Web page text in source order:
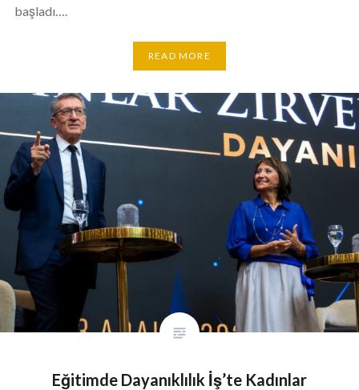
başladı….
READ MORE
Eğitimde Dayanıklılık İş’te Kadınlar